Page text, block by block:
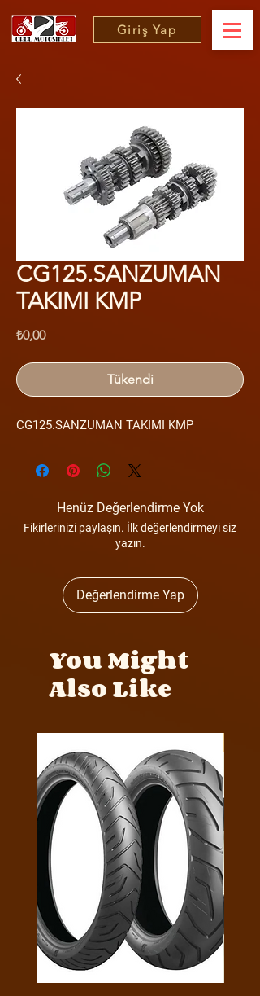
Giriş Yap
CG125.SANZUMAN
TAKIMI KMP
₺0,00Fiyat
Tükendi
CG125.SANZUMAN TAKIMI KMP
Henüz Değerlendirme Yok
Fikirlerinizi paylaşın. İlk değerlendirmeyi siz
yazın.
Değerlendirme Yap
You Might
Also Like